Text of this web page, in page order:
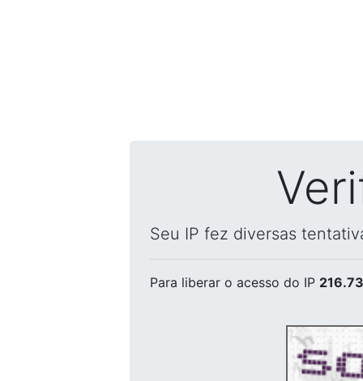
Seu IP fez diversas
Para liberar o acesso do IP